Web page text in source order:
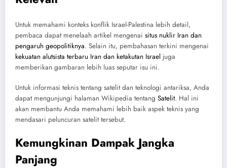
Untuk memahami konteks konflik Israel-Palestina lebih detail,
pembaca dapat menelaah artikel mengenai situs nuklir Iran dan
pengaruh geopolitiknya. Selain itu, pembahasan terkini mengenai
kekuatan alutsista terbaru Iran dan ketakutan Israel juga
memberikan gambaran lebih luas seputar isu ini.
Untuk informasi teknis tentang satelit dan teknologi antariksa, Anda
dapat mengunjungi halaman Wikipedia tentang Satelit. Hal ini
akan membantu Anda memahami lebih baik aspek teknis yang
mendasari peluncuran satelit tersebut.
Kemungkinan Dampak Jangka
Panjang